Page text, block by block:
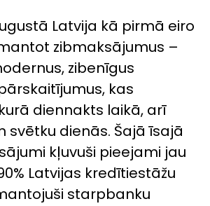
Latvija kā pirmā eiro
zibmaksājumus –
zibenīgus
kas
diennakts laikā, arī
svētku dienās. Šajā īsajā
kļuvuši pieejami jau
Latvijas kredītiestāžu
starpbanku